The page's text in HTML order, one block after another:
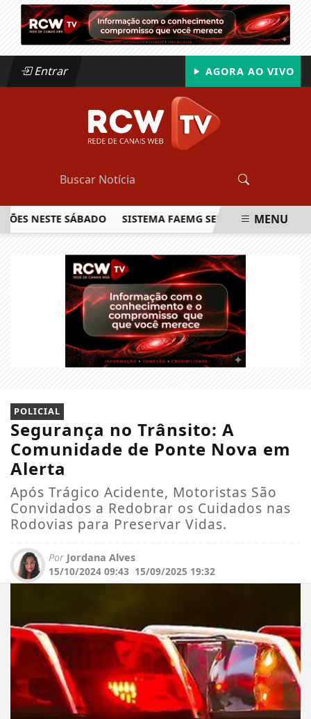
Entrar AGORA AO VIVO
SÁBADO SISTEMA FAEMG SENAR LANÇA OMENU
POLICIAL
Segurança no Trânsito: A
Comunidade de Ponte Nova em
Alerta
Após Trágico Acidente, Motoristas São
Convidados a Redobrar os Cuidados nas
Rodovias para Preservar Vidas.
Por Jordana Alves
15/10/2024 09:43 15/09/2025 19:32